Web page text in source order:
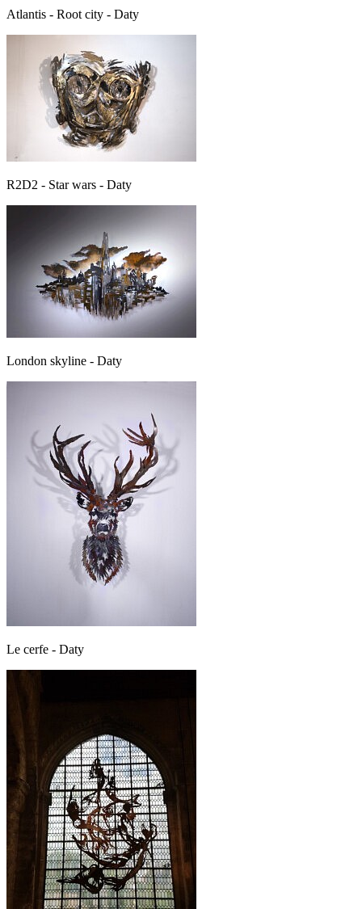
Atlantis - Root city - Daty
R2D2 - Star wars - Daty
London skyline - Daty
Le cerfe - Daty